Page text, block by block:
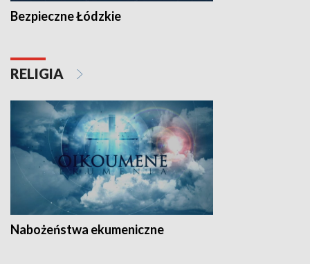
Bezpieczne Łódzkie
RELIGIA
Nabożeństwa ekumeniczne